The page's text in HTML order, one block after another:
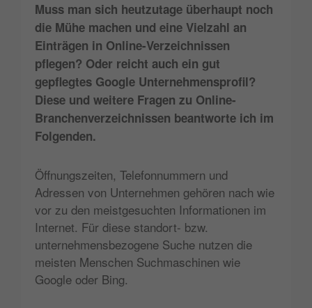
Muss man sich heutzutage überhaupt noch
die Mühe machen und eine Vielzahl an
Einträgen in Online-Verzeichnissen
pflegen? Oder reicht auch ein gut
gepflegtes Google Unternehmensprofil?
Diese und weitere Fragen zu Online-
Branchenverzeichnissen beantworte ich im
Folgenden.
Öffnungszeiten, Telefonnummern und
Adressen von Unternehmen gehören nach wie
vor zu den meistgesuchten Informationen im
Internet. Für diese standort- bzw.
unternehmensbezogene Suche nutzen die
meisten Menschen Suchmaschinen wie
Google oder Bing.